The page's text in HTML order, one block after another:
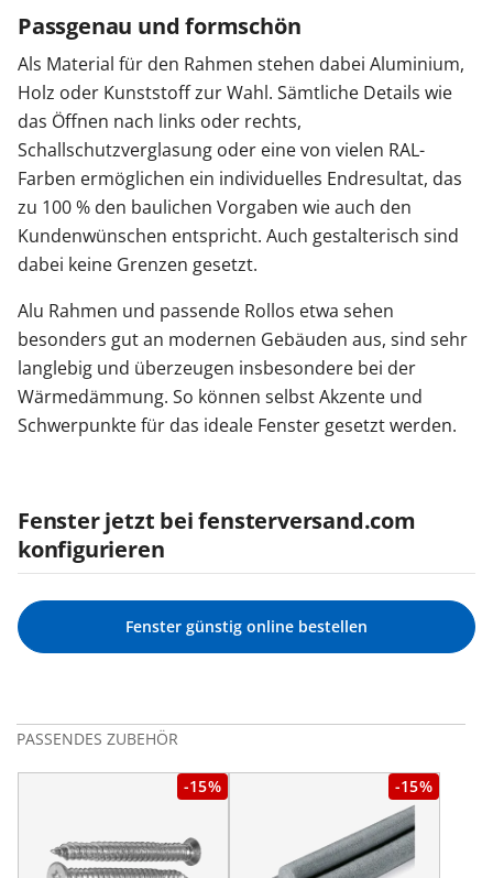
Passgenau und formschön
Als Material für den Rahmen stehen dabei Aluminium,
Holz oder Kunststoff zur Wahl. Sämtliche Details wie
das Öffnen nach links oder rechts,
Schallschutzverglasung oder eine von vielen RAL-
Farben ermöglichen ein individuelles Endresultat, das
zu 100 % den baulichen Vorgaben wie auch den
Kundenwünschen entspricht. Auch gestalterisch sind
dabei keine Grenzen gesetzt.
Alu Rahmen und passende Rollos etwa sehen
besonders gut an modernen Gebäuden aus, sind sehr
langlebig und überzeugen insbesondere bei der
Wärmedämmung. So können selbst Akzente und
Schwerpunkte für das ideale Fenster gesetzt werden.
Fenster jetzt bei fensterversand.com
konfigurieren
Fenster günstig online bestellen
PASSENDES ZUBEHÖR
-15% -15%